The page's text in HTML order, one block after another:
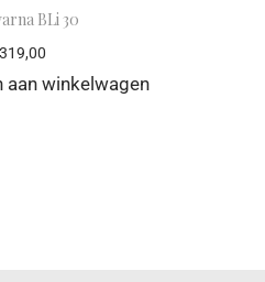
BLi 30
319,00
aan winkelwagen